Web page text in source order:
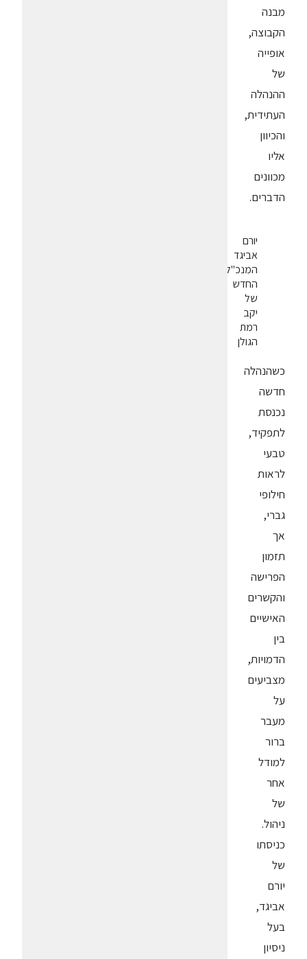
מבנה
הקבוצה,
אופייה
של
ההנהלה
העתידית,
והכיוון
אליו
מכוונים
הדברים.
יורם
אביגד
המנכ"ל
החדש
של
יקב
רמת
הגולן
כשהנהלה
חדשה
נכנסת
לתפקיד,
טבעי
לראות
חילופי
גברי,
אך
תזמון
הפרישה
והקשרים
האישיים
בין
הדמויות,
מצביעים
על
מעבר
ברור
למודל
אחר
של
ניהול.
כניסתו
של
יורם
אביגד,
בעל
ניסיון